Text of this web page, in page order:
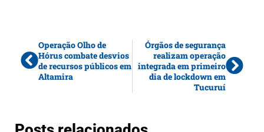
Operação Olho de
Hórus combate desvios
de recursos públicos em
Altamira
Órgãos de segurança
realizam operação
integrada em primeiro
dia de lockdown em
Tucuruí